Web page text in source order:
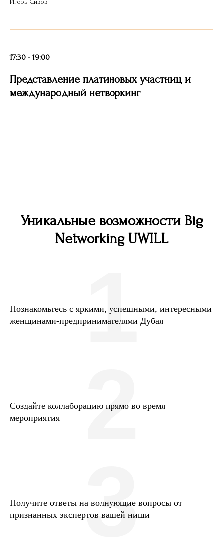
Игорь Сивов
17:30 - 19:00
Представление платиновых участниц и
международный нетворкинг
Уникальные возможности Big
Networking UWILL
Познакомьтесь с яркими, успешными, интересными
женщинами-предпринимателями Дубая
1
Создайте коллаборацию прямо во время
мероприятия
2
Получите ответы на волнующие вопросы от
признанных экспертов вашей ниши
3